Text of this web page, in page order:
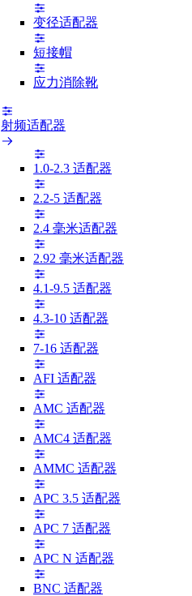
变径适配器
短接帽
应力消除靴
射频适配器
1.0-2.3 适配器
2.2-5 适配器
2.4 毫米适配器
2.92 毫米适配器
4.1-9.5 适配器
4.3-10 适配器
7-16 适配器
AFI 适配器
AMC 适配器
AMC4 适配器
AMMC 适配器
APC 3.5 适配器
APC 7 适配器
APC N 适配器
BNC 适配器